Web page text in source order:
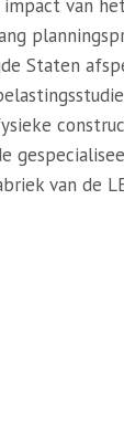
van
Staten
van de